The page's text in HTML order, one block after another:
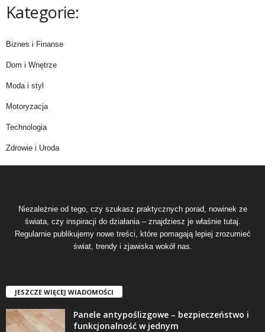
Kategorie:
Biznes i Finanse
Dom i Wnętrze
Moda i styl
Motoryzacja
Technologia
Zdrowie i Uroda
Niezależnie od tego, czy szukasz praktycznych porad, nowinek ze
świata, czy inspiracji do działania – znajdziesz je właśnie tutaj.
Regularnie publikujemy nowe treści, które pomagają lepiej zrozumieć
świat, trendy i zjawiska wokół nas.
JESZCZE WIĘCEJ WIADOMOŚCI
Panele antypoślizgowe – bezpieczeństwo i
funkcjonalność w jednym